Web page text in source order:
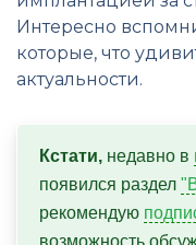
Интересно
которые, что
актуальности.
Кстати, недавно в
появился раздел
рекомендую
возможность